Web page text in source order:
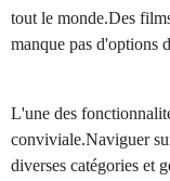
tout le monde.Des
manque pas d'options
L'une des
conviviale.Naviguer
diverses catégories et